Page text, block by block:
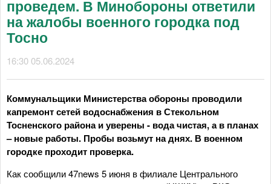
проведем. В Минобороны ответили
на жалобы военного городка под
Тосно
16:30 05.06.2024
Коммунальщики Министерства обороны проводили
капремонт сетей водоснабжения в Стекольном
Тосненского района и уверены - вода чистая, а в планах
– новые работы. Пробы возьмут на днях. В военном
городке проходит проверка.
Как сообщили 47news 5 июня в филиале Центрального